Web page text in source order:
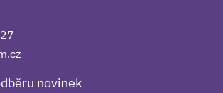
novinek